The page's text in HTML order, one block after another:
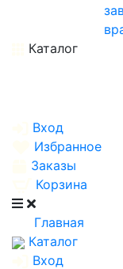
Каталог
Вход
Избранное
Заказы
Корзина
Главная
Каталог
Вход